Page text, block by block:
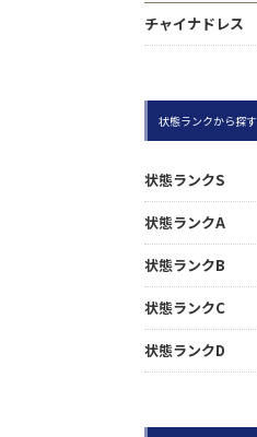
チャイナドレス
状態ランクから探す
状態ランクS
状態ランクA
状態ランクB
状態ランクC
状態ランクD